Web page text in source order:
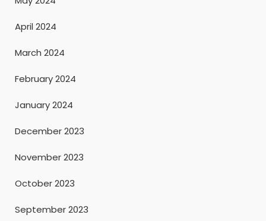
April 2024
March 2024
February 2024
January 2024
December 2023
November 2023
October 2023
September 2023